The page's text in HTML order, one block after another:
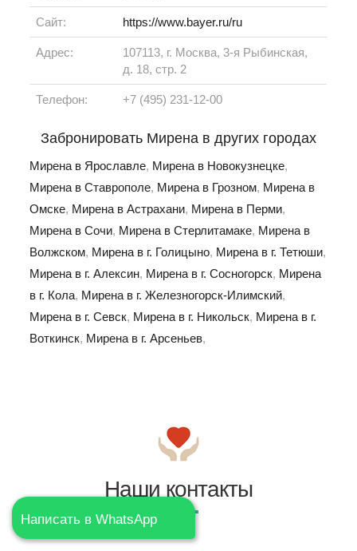
Сайт: https://www.bayer.ru/ru
Адрес:
107113, г. Москва, 3-я Рыбинская,
д. 18, стр. 2
Телефон: +7 (495) 231-12-00
Забронировать Мирена в других городах
Мирена в Ярославле, Мирена в Новокузнецке,
Мирена в Ставрополе, Мирена в Грозном, Мирена в
Омске, Мирена в Астрахани, Мирена в Перми,
Мирена в Сочи, Мирена в Стерлитамаке, Мирена в
Волжском, Мирена в г. Голицыно, Мирена в г. Тетюши,
Мирена в г. Алексин, Мирена в г. Сосногорск, Мирена
в г. Кола, Мирена в г. Железногорск-Илимский,
Мирена в г. Севск, Мирена в г. Никольск, Мирена в г.
Воткинск, Мирена в г. Арсеньев,
Написать в WhatsApp
Наши контакты